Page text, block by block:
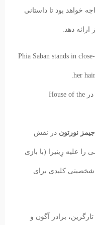
خواهد بود تا داستانی
دهد.
Phia Saban در نقش ملکه هیلنا تارگرین در House of the
جیمز نورتون در نقش
علیه رِینیرا (با بازی
شخصیتی کلیدی برای
برادر آگون و